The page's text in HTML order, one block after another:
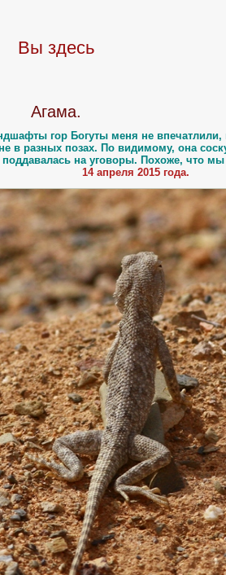
Вы здесь
Агама.
гор Богуты меня не впечатлили,
в разных позах. По видимому, она
поддавалась на уговоры. Похоже, что
14 апреля 2015 года.